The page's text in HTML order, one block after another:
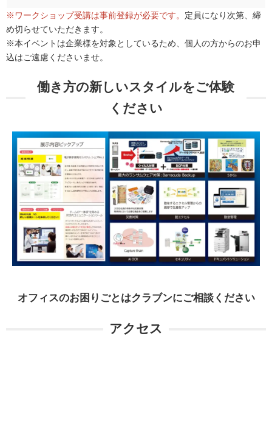
※ワークショップ受講は事前登録が必要です。 定員になり次第、締
め切らせていただきます。
※本イベントは企業様を対象としているため、個人の方からのお申
込はご遠慮くださいませ。
働き方の新しいスタイルをご体験
ください
オフィスのお困りごとはクラブンにご相談ください
アクセス